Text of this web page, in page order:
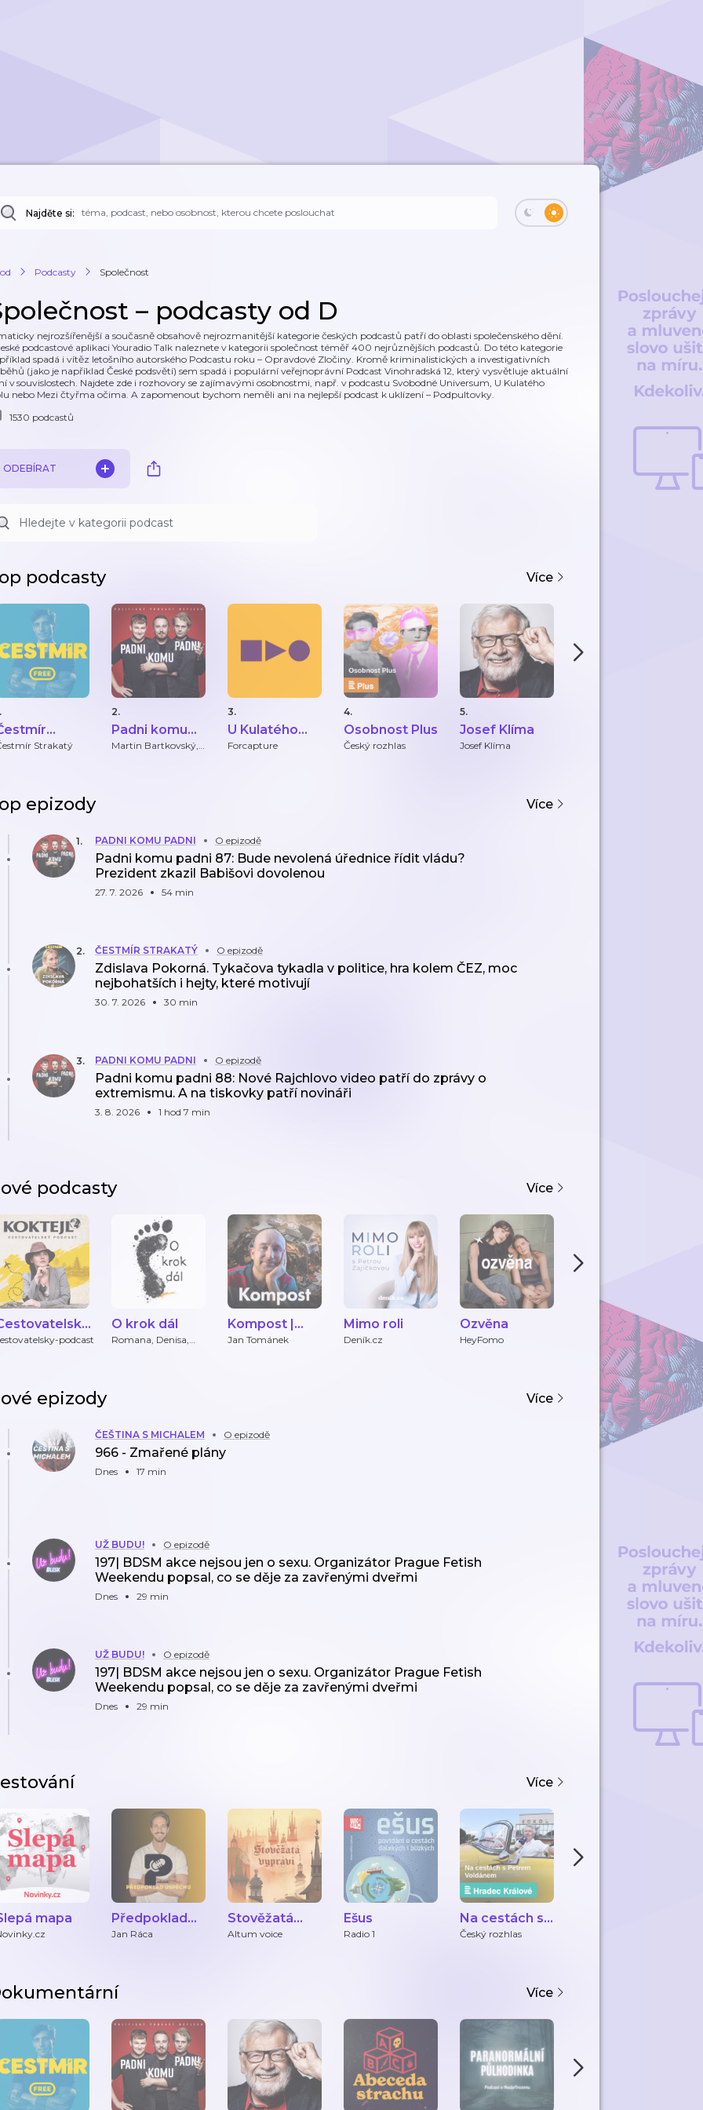
Najděte si:
Podcasty Společnost
– podcasty od D
nejrozšířenější a současně obsahově nejrozmanitější kategorie českých podcastů patří do oblasti společenského dění.
podcastové aplikaci Youradio Talk naleznete v kategorii společnost téměř 400 nejrůznějších podcastů. Do této kategorie
spadá i vítěz letošního autorského Podcastu roku – Opravdové Zločiny. Kromě kriminalistických a investigativních
(jako je například České podsvětí) sem spadá i populární veřejnoprávní Podcast Vinohradská 12, který vysvětluje aktuální
v souvislostech. Najdete zde i rozhovory se zajímavými osobnostmi, např. v podcastu Svobodné Universum, U Kulatého
nebo Mezi čtyřma očima. A zapomenout bychom neměli ani na nejlepší podcast k uklízení – Podpultovky.
1530 podcastů
ODEBÍRAT
podcasty Více
Strakatý
2.
Padni komu
padni
Martin Bartkovský,
3.
U Kulatého
stolu
Forcapture
4.
Osobnost Plus
Český rozhlas
5.
Josef Klíma
Josef Klíma
epizody Více
1. PADNI KOMU PADNI O epizodě
Padni komu padni 87: Bude nevolená úřednice řídit vládu?
Prezident zkazil Babišovi dovolenou
27. 7. 2026 54 min
2. ČESTMÍR STRAKATÝ O epizodě
Zdislava Pokorná. Tykačova tykadla v politice, hra kolem ČEZ, moc
nejbohatších i hejty, které motivují
30. 7. 2026 30 min
3. PADNI KOMU PADNI O epizodě
Padni komu padni 88: Nové Rajchlovo video patří do zprávy o
extremismu. A na tiskovky patří novináři
3. 8. 2026 1 hod 7 min
podcasty Více
podcast
O krok dál
Romana, Denisa,
Kompost |
Podcast Jana
Jan Tománek
Mimo roli
Deník.cz
Ozvěna
HeyFomo
mi.lu_love
Michaela Klementová
a Lucie Kohoutková
epizody Více
ČEŠTINA S MICHALEM O epizodě
966 - Zmařené plány
Dnes 17 min
UŽ BUDU! O epizodě
197| BDSM akce nejsou jen o sexu. Organizátor Prague Fetish
Weekendu popsal, co se děje za zavřenými dveřmi
Dnes 29 min
UŽ BUDU! O epizodě
197| BDSM akce nejsou jen o sexu. Organizátor Prague Fetish
Weekendu popsal, co se děje za zavřenými dveřmi
Dnes 29 min
Více
mapa
Předpoklad
úspěchu - život
Jan Ráca
Stověžatá
vypráví
Altum voice
Ešus
Radio 1
Na cestách s
Petrem
Český rozhlas
Více